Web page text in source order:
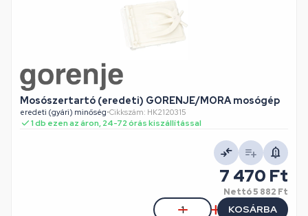
Mosószertartó (eredeti) GORENJE/MORA mosógép
eredeti (gyári) minőség•Cikkszám: HK2120315
1 db ezen az áron, 24-72 órás kiszállítással
7 470 Ft
Nettó5 882 Ft
KOSÁRBA